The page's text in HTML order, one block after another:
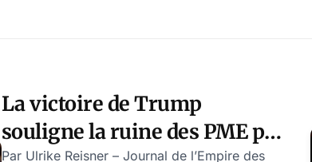
La victoire de Trump
souligne la ruine des PME par
Par Ulrike Reisner – Journal de l’Empire des